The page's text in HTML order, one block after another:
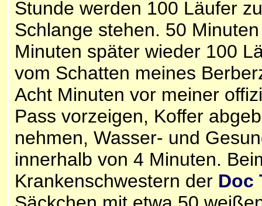
Stunde werden 100 Läufer
Schlange stehen. 50
Minuten später wieder 100
vom Schatten meines
Acht Minuten vor meiner
Pass vorzeigen, Koffer
nehmen, Wasser- und
innerhalb von 4 Minuten.
Krankenschwestern der Doc